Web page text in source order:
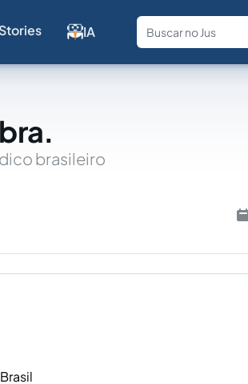
Stories IA
Fale
brasileiro